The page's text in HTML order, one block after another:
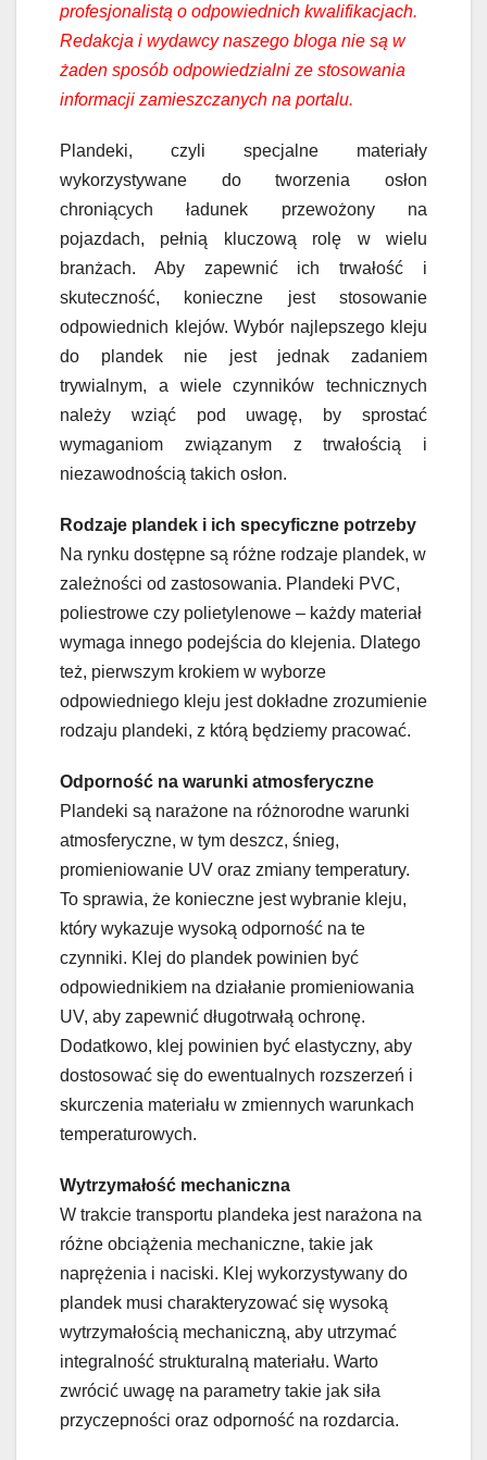
profesjonalistą o odpowiednich kwalifikacjach.
Redakcja i wydawcy naszego bloga nie są w
żaden sposób odpowiedzialni ze stosowania
informacji zamieszczanych na portalu.
Plandeki, czyli specjalne materiały
wykorzystywane do tworzenia osłon
chroniących ładunek przewożony na
pojazdach, pełnią kluczową rolę w wielu
branżach. Aby zapewnić ich trwałość i
skuteczność, konieczne jest stosowanie
odpowiednich klejów. Wybór najlepszego kleju
do plandek nie jest jednak zadaniem
trywialnym, a wiele czynników technicznych
należy wziąć pod uwagę, by sprostać
wymaganiom związanym z trwałością i
niezawodnością takich osłon.
Rodzaje plandek i ich specyficzne potrzeby
Na rynku dostępne są różne rodzaje plandek, w
zależności od zastosowania. Plandeki PVC,
poliestrowe czy polietylenowe – każdy materiał
wymaga innego podejścia do klejenia. Dlatego
też, pierwszym krokiem w wyborze
odpowiedniego kleju jest dokładne zrozumienie
rodzaju plandeki, z którą będziemy pracować.
Odporność na warunki atmosferyczne
Plandeki są narażone na różnorodne warunki
atmosferyczne, w tym deszcz, śnieg,
promieniowanie UV oraz zmiany temperatury.
To sprawia, że konieczne jest wybranie kleju,
który wykazuje wysoką odporność na te
czynniki. Klej do plandek powinien być
odpowiednikiem na działanie promieniowania
UV, aby zapewnić długotrwałą ochronę.
Dodatkowo, klej powinien być elastyczny, aby
dostosować się do ewentualnych rozszerzeń i
skurczenia materiału w zmiennych warunkach
temperaturowych.
Wytrzymałość mechaniczna
W trakcie transportu plandeka jest narażona na
różne obciążenia mechaniczne, takie jak
naprężenia i naciski. Klej wykorzystywany do
plandek musi charakteryzować się wysoką
wytrzymałością mechaniczną, aby utrzymać
integralność strukturalną materiału. Warto
zwrócić uwagę na parametry takie jak siła
przyczepności oraz odporność na rozdarcia.